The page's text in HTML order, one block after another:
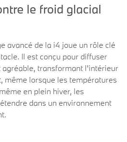
le froid glacial
avancé de la i4 joue un rôle clé
Il est conçu pour diffuser
transformant l'intérieur
même lorsque les températures
en plein hiver, les
dans un environnement